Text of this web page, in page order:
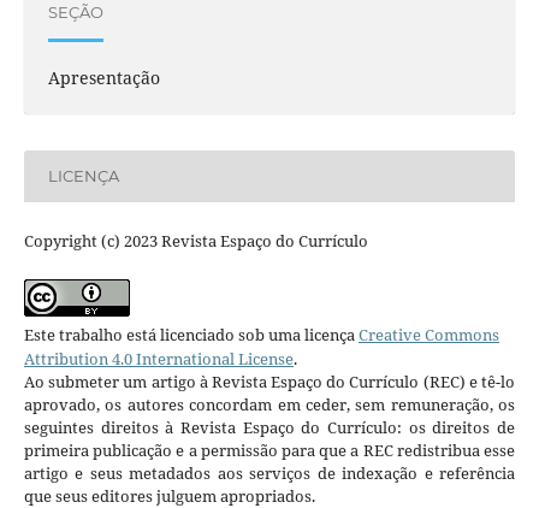
SEÇÃO
Apresentação
LICENÇA
Copyright (c) 2023 Revista Espaço do Currículo
Este trabalho está licenciado sob uma licençaCreative Commons
Attribution 4.0 International License.
Ao submeter um artigo à Revista Espaço do Currículo (REC) e tê-lo
aprovado, os autores concordam em ceder, sem remuneração, os
seguintes direitos à Revista Espaço do Currículo: os direitos de
primeira publicação e a permissão para que a REC redistribua esse
artigo e seus metadados aos serviços de indexação e referência
que seus editores julguem apropriados.